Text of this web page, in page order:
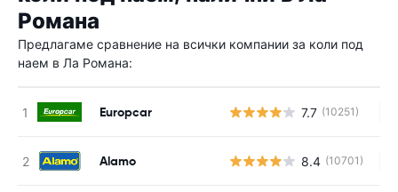
Романа
Предлагаме сравнение на всички компании за коли под
наем в Ла Романа:
Europcar 7.7 (10251)
Alamo 8.4 (10701)